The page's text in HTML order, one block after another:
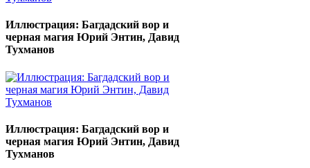
Иллюстрация: Багдадский вор и
черная магия Юрий Энтин, Давид
Тухманов
Иллюстрация: Багдадский вор и
черная магия Юрий Энтин, Давид
Тухманов